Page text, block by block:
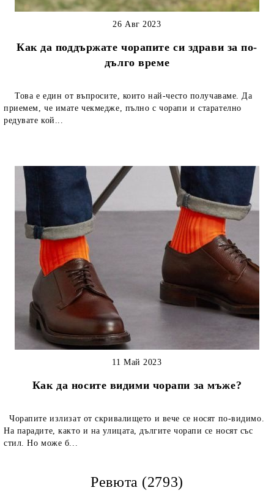
Как да поддържате чорапите си здрави за по-
дълго време
26 Авг 2023
Това е един от въпросите, които най-често получаваме. Да
приемем, че имате чекмедже, пълно с чорапи и старателно
редувате кой...
Как да носите видими чорапи за мъже?
11 Май 2023
Чорапите излизат от скривалището и вече се носят по-видимо.
На парадите, както и на улицата, дългите чорапи се носят със
стил. Но може б...
Ревюта (2793)